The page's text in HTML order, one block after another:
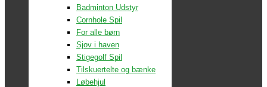
Badminton Udstyr
Cornhole Spil
For alle børn
Sjov i haven
Stigegolf Spil
Tilskuertelte og bænke
Løbehjul